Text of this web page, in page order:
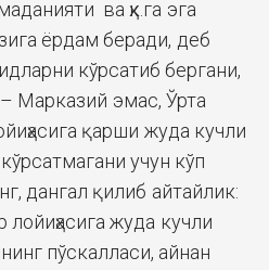
ва ҳк.га эга
ёрдам беради, деб
кўрсатиб бергани,
Марказий эмас, Ўрта
қарши жуда кучли
учун кўп
дангал қилиб айтайлик:
жуда кучли
пўскалласи, айнан